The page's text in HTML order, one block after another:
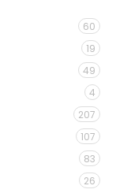
60
19
49
4
207
107
83
26